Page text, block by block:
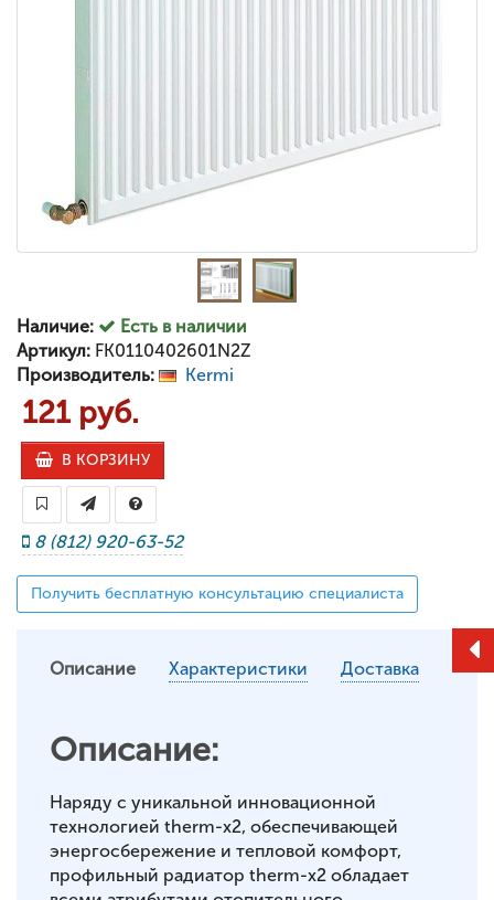
Наличие:
Есть в наличии
Артикул: FK0110402601N2Z
Производитель:
Kermi
121 руб.
В КОРЗИНУ
8 (812) 920-63-52
Получить бесплатную консультацию специалиста
Описание Характеристики Доставка
Описание:
Наряду с уникальной инновационной
технологией therm-x2, обеспечивающей
энергосбережение и тепловой комфорт,
профильный радиатор therm-x2 обладает